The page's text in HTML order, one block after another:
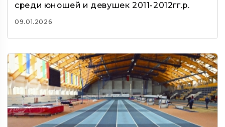
среди юношей и девушек 2011-2012гг.р.
09.01.2026